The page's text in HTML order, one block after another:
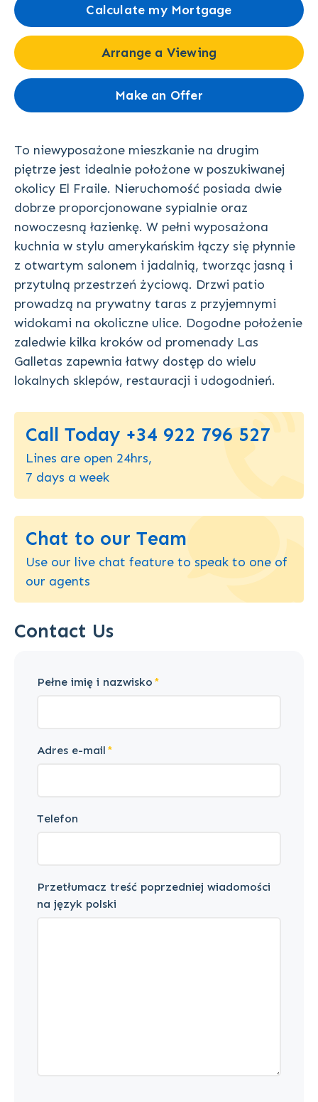
Calculate my Mortgage
Arrange a Viewing
Make an Offer
To niewyposażone mieszkanie na drugim
piętrze jest idealnie położone w poszukiwanej
okolicy El Fraile. Nieruchomość posiada dwie
dobrze proporcjonowane sypialnie oraz
nowoczesną łazienkę. W pełni wyposażona
kuchnia w stylu amerykańskim łączy się płynnie
z otwartym salonem i jadalnią, tworząc jasną i
przytulną przestrzeń życiową. Drzwi patio
prowadzą na prywatny taras z przyjemnymi
widokami na okoliczne ulice. Dogodne położenie
zaledwie kilka kroków od promenady Las
Galletas zapewnia łatwy dostęp do wielu
lokalnych sklepów, restauracji i udogodnień.
Call Today +34 922 796 527
Lines are open 24hrs,
7 days a week
Chat to our Team
Use our live chat feature to speak to one of
our agents
Contact Us
Pełne imię i nazwisko
Adres e-mail
Telefon
Przetłumacz treść poprzedniej wiadomości
na język polski